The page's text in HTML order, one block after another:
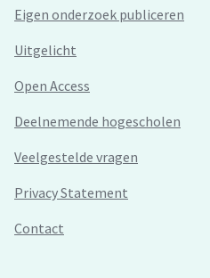
Eigen onderzoek publiceren
Uitgelicht
Open Access
Deelnemende hogescholen
Veelgestelde vragen
Privacy Statement
Contact